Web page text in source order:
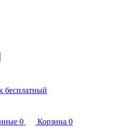
бесплатный
0 Корзина 0